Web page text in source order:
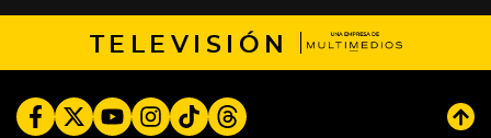
TELEVISIÓN
FacebookTwitterYoutubeInstagram
TikTokThreads